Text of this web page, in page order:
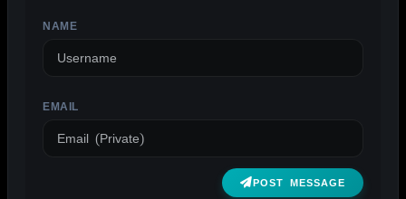
NAME
EMAIL
POST MESSAGE